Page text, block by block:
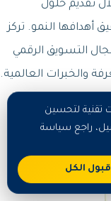
تقديم حلول
النمو. تركز
التسويق الرقمي
والخبرات العالمية.
في جميع خدماتها،
تدعم النمو
تقنية لتحسين
راجع سياسة
قبول الكل